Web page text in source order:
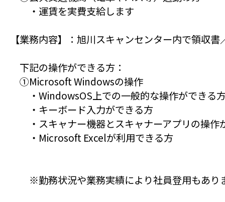
・運賃を実費支給します
【業務内容】：旭川スキャンセンター内で領収
下記の操作ができる方：
①Microsoft Windowsの操作
・WindowsOS上での一般的な操作ができる
・キーボード入力ができる方
・スキャナー機器とスキャナーアプリの操作
・Microsoft Excelが利用できる方
※勤務状況や業務実績により社員登用もあり